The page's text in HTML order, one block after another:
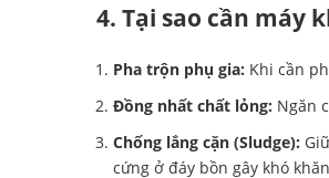
4. Tại sao cần máy
Pha trộn phụ gia: Khi cần
Đồng nhất chất lỏng: Ngăn
Chống lắng cặn (Sludge):
cứng ở đáy bồn gây khó